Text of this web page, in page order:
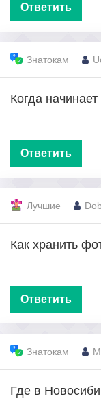
Ответить
Знатокам
Когда
Ответить
Лучшие
Как хранить
Ответить
Знатокам
Где в